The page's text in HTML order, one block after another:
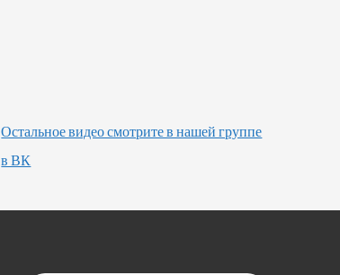
Остальное видео смотрите в нашей группе
в ВК